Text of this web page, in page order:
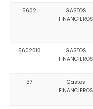
5602
GASTOS
FINANCIEROS
5602010
GASTOS
FINANCIEROS
57
Gastos
FINANCIEROS